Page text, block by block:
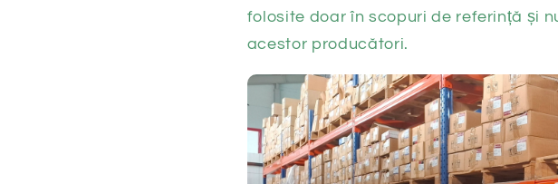
folosite doar în scopuri de referință și
acestor producători.